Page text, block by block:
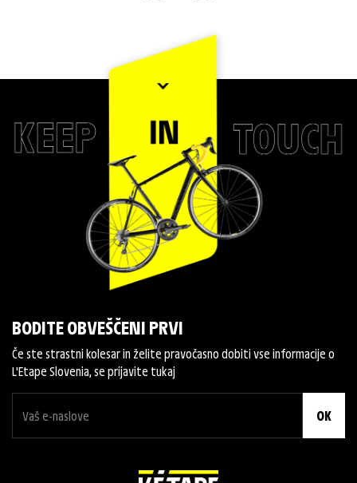
BODITE OBVEŠČENI PRVI
Če ste strastni kolesar in želite pravočasno dobiti vse informacije o
L'Etape Slovenia, se prijavite tukaj
OK